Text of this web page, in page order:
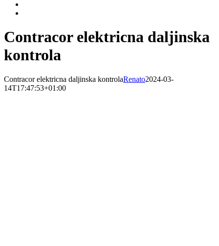
Contracor elektricna daljinska
kontrola
Contracor elektricna daljinska kontrolaRenato2024-03-
14T17:47:53+01:00